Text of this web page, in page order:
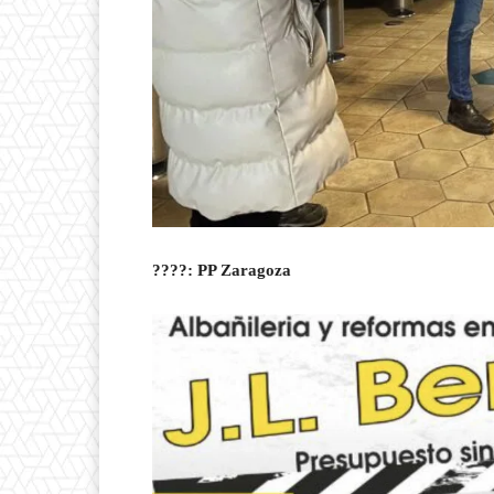
????: PP Zaragoza